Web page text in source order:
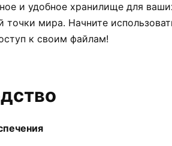
и удобное хранилище для
мира. Начните
к своим файлам!